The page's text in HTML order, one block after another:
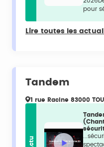
pour
Lire toutes les
Tandem
1 rue Racine 83000
Actu